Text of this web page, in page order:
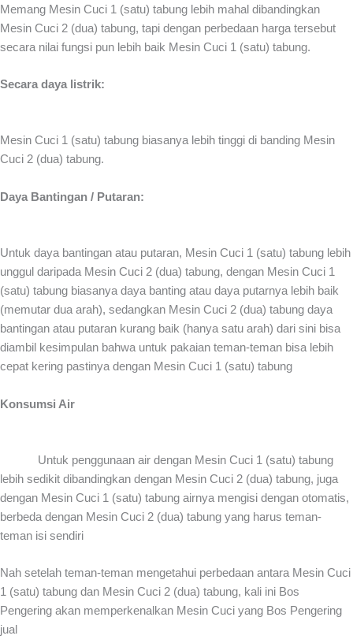
Memang Mesin Cuci 1 (satu) tabung lebih mahal dibandingkan
Mesin Cuci 2 (dua) tabung, tapi dengan perbedaan harga tersebut
secara nilai fungsi pun lebih baik Mesin Cuci 1 (satu) tabung.
Secara daya listrik:
Mesin Cuci 1 (satu) tabung biasanya lebih tinggi di banding Mesin
Cuci 2 (dua) tabung.
Daya Bantingan / Putaran:
Untuk daya bantingan atau putaran, Mesin Cuci 1 (satu) tabung lebih
unggul daripada Mesin Cuci 2 (dua) tabung, dengan Mesin Cuci 1
(satu) tabung biasanya daya banting atau daya putarnya lebih baik
(memutar dua arah), sedangkan Mesin Cuci 2 (dua) tabung daya
bantingan atau putaran kurang baik (hanya satu arah) dari sini bisa
diambil kesimpulan bahwa untuk pakaian teman-teman bisa lebih
cepat kering pastinya dengan Mesin Cuci 1 (satu) tabung
Konsumsi Air
Untuk penggunaan air dengan Mesin Cuci 1 (satu) tabung
lebih sedikit dibandingkan dengan Mesin Cuci 2 (dua) tabung, juga
dengan Mesin Cuci 1 (satu) tabung airnya mengisi dengan otomatis,
berbeda dengan Mesin Cuci 2 (dua) tabung yang harus teman-
teman isi sendiri
Nah setelah teman-teman mengetahui perbedaan antara Mesin Cuci
1 (satu) tabung dan Mesin Cuci 2 (dua) tabung, kali ini Bos
Pengering akan memperkenalkan Mesin Cuci yang Bos Pengering
jual